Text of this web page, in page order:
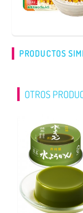
PRODUCTOS
OTROS